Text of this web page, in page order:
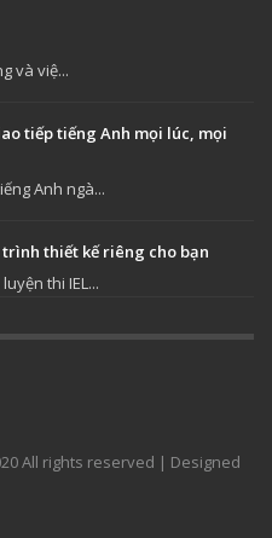
và việ...
tiếp tiếng Anh mọi lúc, mọi
Anh ngà...
trình thiết kế riêng cho bạn
thi IEL...
All rights reserved | Designed